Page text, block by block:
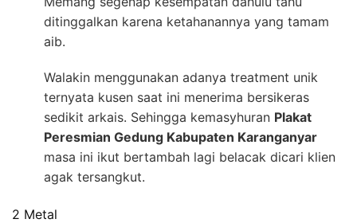
ditinggalkan karena ketahanannya yang tamam
aib.
Walakin menggunakan adanya treatment unik
ternyata kusen saat ini menerima bersikeras
sedikit arkais. Sehingga kemasyhuran Plakat
Peresmian Gedung Kabupaten Karanganyar
masa ini ikut bertambah lagi belacak dicari klien
agak tersangkut.
2 Metal